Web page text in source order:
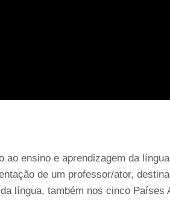
ensino e aprendizagem da
de um professor/ator,
língua, também nos cinco Países